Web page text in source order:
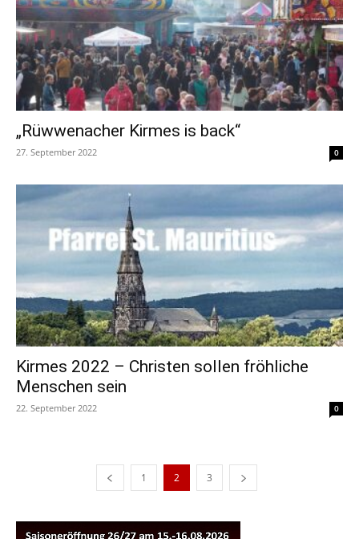
„Rüwwenacher Kirmes is back“
27. September 2022 0
Kirmes 2022 – Christen sollen fröhliche
Menschen sein
22. September 2022 0
1 2 3